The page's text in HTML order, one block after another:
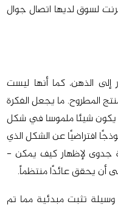
لسوق لديها اتصال جوال
إلى الذهن، كما أنها ليست
المطروح. ما يجعل الفكرة
يكون شيئا ملموسا في شكل
افتراضيًا عن الشكل الذي
جدوى لإظهار كيف يمكن -
أن يحقق عائدًا منتظماً.
تثبت مبدئية مما تم